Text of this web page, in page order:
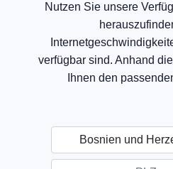
Nutzen Sie unsere
verfügbar sind. Anhand
Ihnen den
Bosnien und